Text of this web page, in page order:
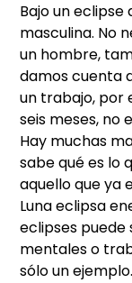
Bajo un eclipse
masculina. No
un hombre,
damos cuenta
un trabajo, por
seis meses, no
Hay muchas
sabe qué es lo
aquello que ya
Luna eclipsa
eclipses
mentales o
sólo un ejemplo.